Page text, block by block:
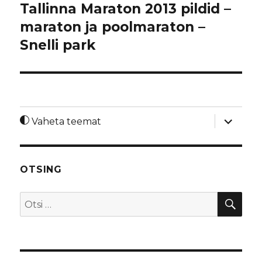
Tallinna Maraton 2013 pildid –
maraton ja poolmaraton –
Snelli park
Vaheta teemat
laienda
OTSING
Otsi: